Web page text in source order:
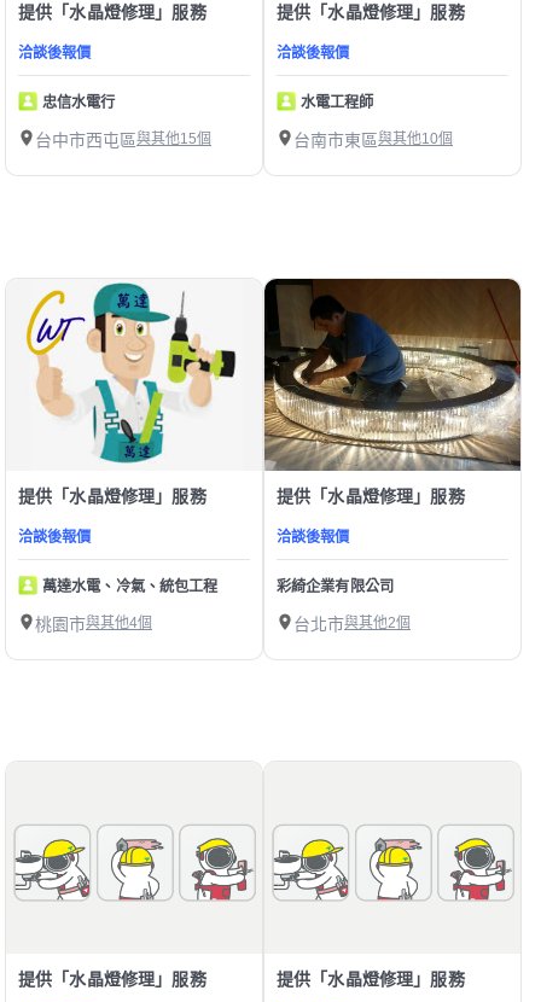
提供「水晶燈修理」服務
洽談後報價
忠信水電行
台中市西屯區與其他15個
提供「水晶燈修理」服務
洽談後報價
水電工程師
台南市東區與其他10個
提供「水晶燈修理」服務
洽談後報價
萬達水電、冷氣、統包工程
桃園市與其他4個
提供「水晶燈修理」服務
洽談後報價
彩綺企業有限公司
台北市與其他2個
提供「水晶燈修理」服務 提供「水晶燈修理」服務